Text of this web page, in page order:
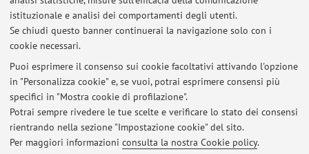
istituzionale e analisi dei comportamenti degli utenti.
Se chiudi questo banner continuerai la navigazione solo con i
cookie necessari.
Puoi esprimere il consenso sui cookie facoltativi attivando l'opzione
in "Personalizza cookie" e, se vuoi, potrai esprimere consensi più
specifici in "Mostra cookie di profilazione".
Potrai sempre rivedere le tue scelte e verificare lo stato dei consensi
rientrando nella sezione "Impostazione cookie" del sito.
Per maggiori informazioni consulta la nostra Cookie policy.
Dipartimento di Scienze Mediche e Chirurgiche
Via Massarenti 9, Bologna -
Vai alla mappa
Ultimi avvisi
Al momento non sono presenti avvisi.